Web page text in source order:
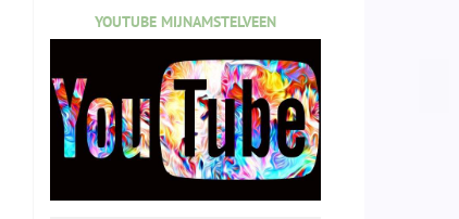
YOUTUBE MIJNAMSTELVEEN